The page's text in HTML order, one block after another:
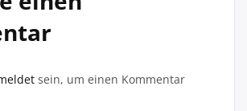
sein, um einen Kommentar